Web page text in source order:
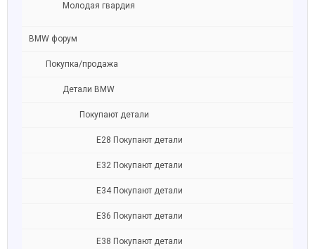
Молодая гвардия
BMW форум
Покупка/продажа
Детали BMW
Покупают детали
Е28 Покупают детали
Е32 Покупают детали
Е34 Покупают детали
Е36 Покупают детали
Е38 Покупают детали